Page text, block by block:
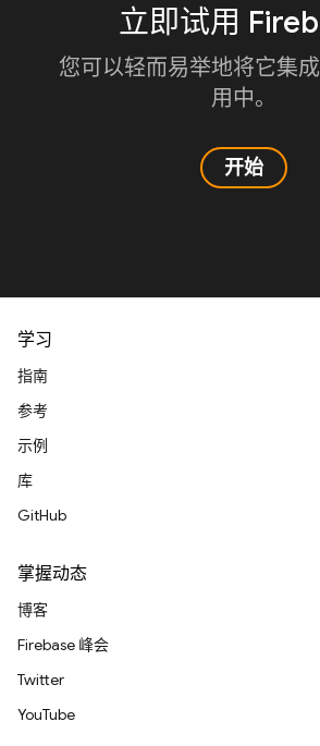
立即试用
您可以轻而易举地将它集
用中。
开始
学习
指南
参考
示例
库
GitHub
掌握动态
博客
Firebase 峰会
Twitter
YouTube